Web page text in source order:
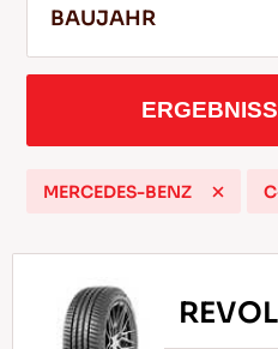
SERVICE & HILFE
Tipps für das Fahren im
WEITERLESEN
BAUJAHR
MERCEDES-BENZ